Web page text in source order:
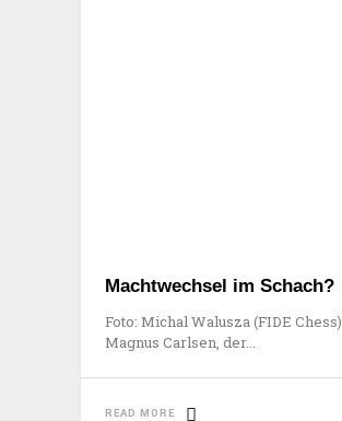
Machtwechsel im Schach?
Foto: Michal Walusza (FIDE Chess)
Magnus Carlsen, der
READ MORE